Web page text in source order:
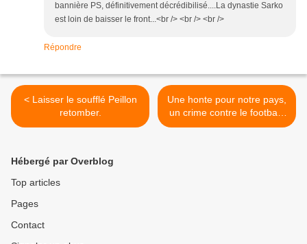
bannière PS, définitivement décrédibilisé....La dynastie Sarko
est loin de baisser le front...<br /> <br /> <br />
Répondre
< Laisser le soufflé Peillon
retomber.
Une honte pour notre pays,
un crime contre le football.
>
Hébergé par Overblog
Top articles
Pages
Contact